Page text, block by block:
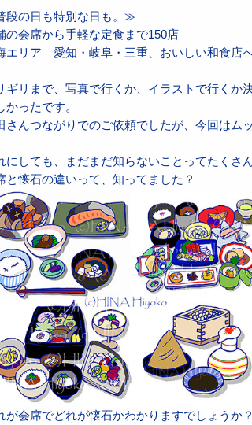
段の日も特別な日も。≫
の会席から手軽な定食まで150店
エリア 愛知・岐阜・三重、おいしい和食店
ギリまで、写真で行くか、イラストで行くか
かったです。
さんつながりでのご依頼でしたが、今回はム
にしても、まだまだ知らないことってたくさ
と懐石の違いって、知ってました？
が会席でどれが懐石かわかりますでしょうか